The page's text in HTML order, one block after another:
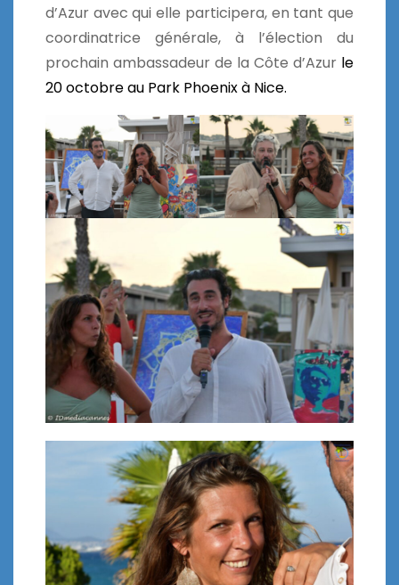
d’Azur avec qui elle participera, en tant que
coordinatrice générale, à l’élection du
prochain ambassadeur de la Côte d’Azur le
20 octobre au Park Phoenix à Nice.